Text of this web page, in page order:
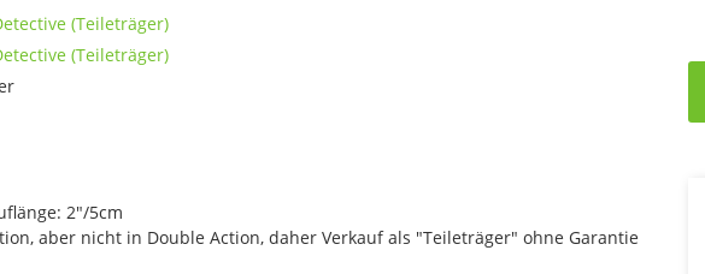
2"/5cm
aber nicht in Double Action, daher Verkauf als "Teileträger" ohne Garantie